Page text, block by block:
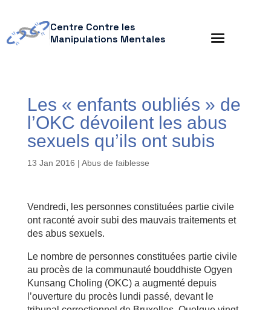
Centre Contre les
Manipulations Mentales
Les « enfants oubliés » de
l’OKC dévoilent les abus
sexuels qu’ils ont subis
13 Jan 2016 | Abus de faiblesse
Vendredi, les personnes constituées partie civile
ont raconté avoir subi des mauvais traitements et
des abus sexuels.
Le nombre de personnes constituées partie civile
au procès de la communauté bouddhiste Ogyen
Kunsang Choling (OKC) a augmenté depuis
l’ouverture du procès lundi passé, devant le